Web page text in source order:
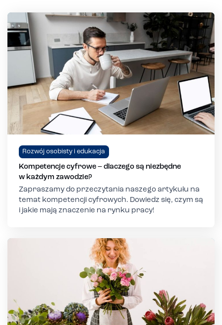
Rozwój osobisty i edukacja
Kompetencje cyfrowe – dlaczego są niezbędne
w każdym zawodzie?
Zapraszamy do przeczytania naszego artykułu na
temat kompetencji cyfrowych. Dowiedz się, czym są
i jakie mają znaczenie na rynku pracy!